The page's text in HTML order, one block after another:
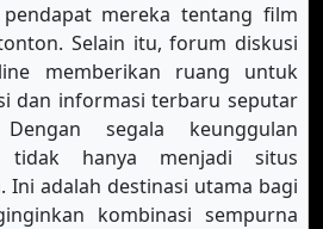
mereka tentang film
Selain itu, forum diskusi
memberikan ruang untuk
dan informasi terbaru seputar
segala keunggulan
tidak hanya menjadi situs
Ini adalah destinasi utama bagi
kombinasi sempurna